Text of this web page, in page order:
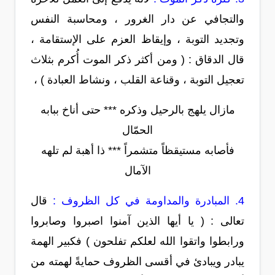
والتجافي عن دار الغرور ، ومحاسبة النفس
وتجديد التوبة ، وإيقاظ العزم على الإستقامة ،
قال الدقاق : ( ومن أكثر ذكر الموت أُكرم بثلاث
تعجيل التوبة ، وقناعة القلب ، ونشاط العبادة ) ،
مازال يلهج بالرحيل وذكره *** حتى أناخ ببابه
الحمّال
فأصابه مستيقظاً متشمراً *** ذا أهبة لم تلهه
الآمال
4. المبادرة والمداومة في كل الظروف :
قال
تعالى : ( يا أيها الذين آمنوا اصبروا وصابروا
ورابطوا واتقوا الله لعلكم تفلحون ) فكبير الهمة
يبادر ويبادئ في أقسى الظروف حمايةً لهمته من